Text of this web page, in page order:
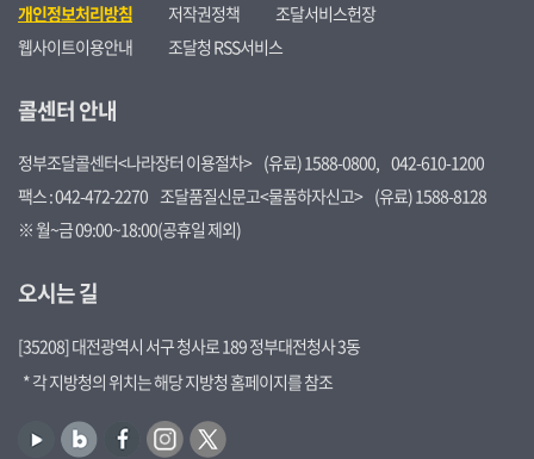
개인정보처리방침 저작권정책
조달서비스헌장
웹사이트이용안내
조달청 RSS서비스
콜센터 안내
정부조달콜센터<나라장터 이용절차> (유료) 1588-0800, 042-610-1200
팩스 : 042-472-2270 조달품질신문고<물품하자신고> (유료) 1588-8128
※ 월~금 09:00~18:00(공휴일 제외)
오시는 길
[35208] 대전광역시 서구 청사로 189 정부대전청사 3동
* 각 지방청의 위치는 해당 지방청 홈페이지를 참조
블
인
트